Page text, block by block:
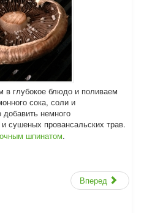
глубокое блюдо и поливаем
сока, соли и
немного
сушеных провансальских трав.
шпинатом.
Вперед